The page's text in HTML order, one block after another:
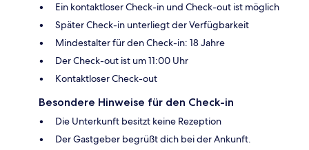
Ein kontaktloser Check-in und Check-out ist möglich
Später Check-in unterliegt der Verfügbarkeit
Mindestalter für den Check-in: 18 Jahre
Der Check-out ist um 11:00 Uhr
Kontaktloser Check-out
Besondere Hinweise für den Check-in
Die Unterkunft besitzt keine Rezeption
Der Gastgeber begrüßt dich bei der Ankunft.